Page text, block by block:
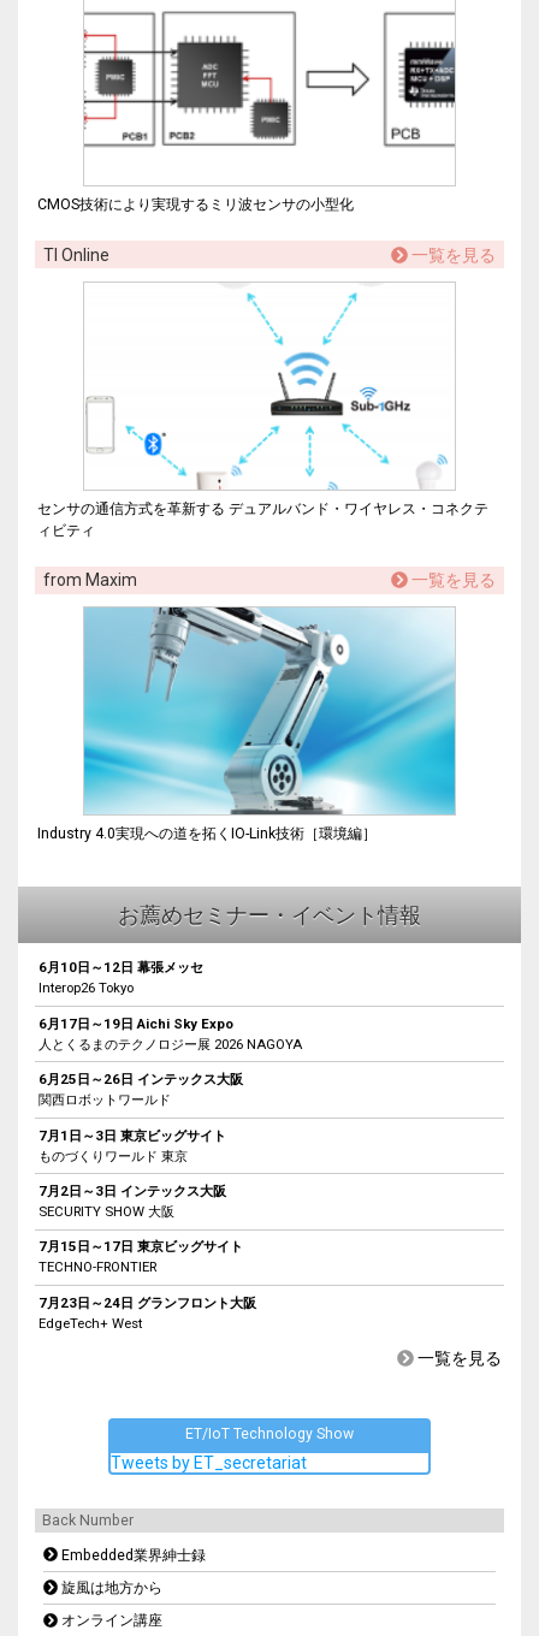
CMOS技術により実現するミリ波センサの小型化
TI Online 一覧を見る
センサの通信方式を革新する デュアルバンド・ワイヤレス・コネクテ
ィビティ
from Maxim 一覧を見る
Industry 4.0実現への道を拓くIO-Link技術［環境編］
お薦めセミナー・イベント情報
6月10日～12日 幕張メッセ
Interop26 Tokyo
6月17日～19日 Aichi Sky Expo
人とくるまのテクノロジー展 2026 NAGOYA
6月25日～26日 インテックス大阪
関西ロボットワールド
7月1日～3日 東京ビッグサイト
ものづくりワールド 東京
7月2日～3日 インテックス大阪
SECURITY SHOW 大阪
7月15日～17日 東京ビッグサイト
TECHNO-FRONTIER
7月23日～24日 グランフロント大阪
EdgeTech+ West
一覧を見る
ET/IoT Technology Show
Tweets by ET_secretariat
Back Number
Embedded業界紳士録
旋風は地方から
オンライン講座